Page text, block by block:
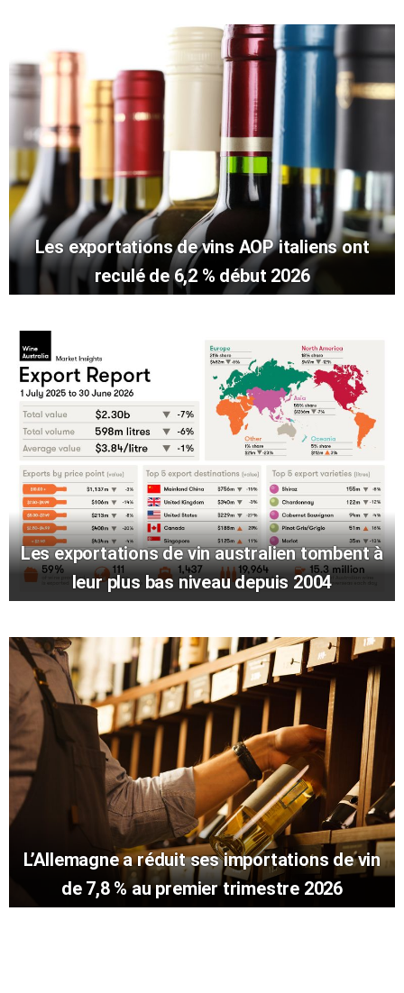
Les exportations de vins AOP italiens ont
reculé de 6,2 % début 2026
Les exportations de vin australien tombent à
leur plus bas niveau depuis 2004
L’Allemagne a réduit ses importations de vin
de 7,8 % au premier trimestre 2026